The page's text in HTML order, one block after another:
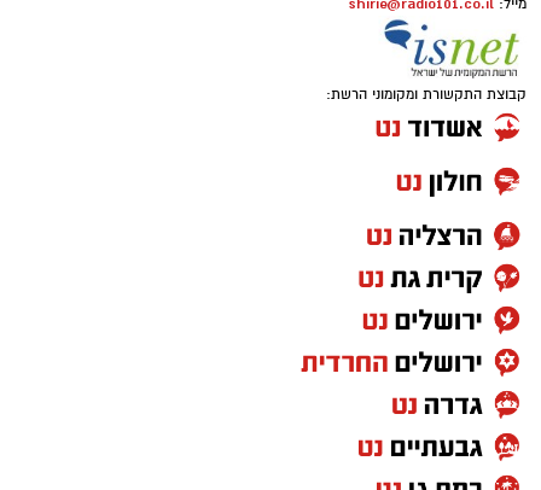
מייל: shirie@radio101.co.il
קבוצת התקשורת ומקומוני הרשת: